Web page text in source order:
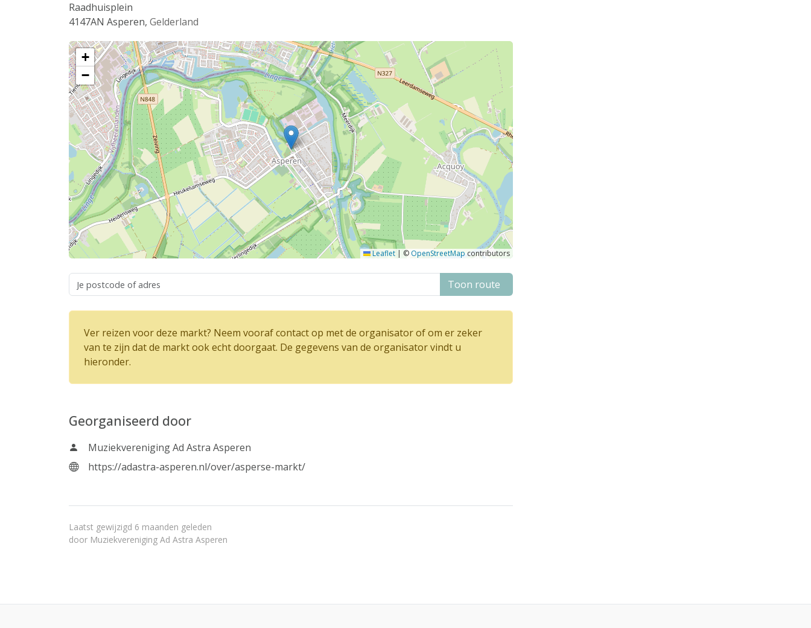
Raadhuisplein
4147AN Asperen, Gelderland
+
−
Leaflet | © OpenStreetMap contributors
Toon route
Ver reizen voor deze markt? Neem vooraf contact op met de organisator of om er zeker
van te zijn dat de markt ook echt doorgaat. De gegevens van de organisator vindt u
hieronder.
Georganiseerd door
Muziekvereniging Ad Astra Asperen
https://adastra-asperen.nl/over/asperse-markt/
Laatst gewijzigd 6 maanden geleden
door Muziekvereniging Ad Astra Asperen